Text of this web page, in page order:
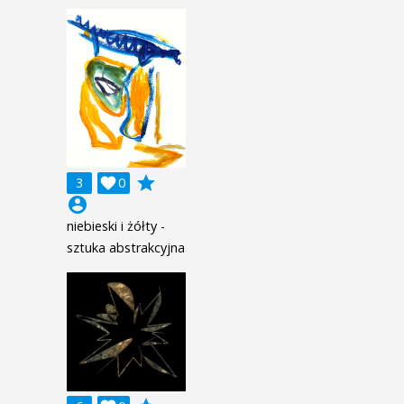
3 0

grade
account_circle
niebieski i żółty -
sztuka abstrakcyjna